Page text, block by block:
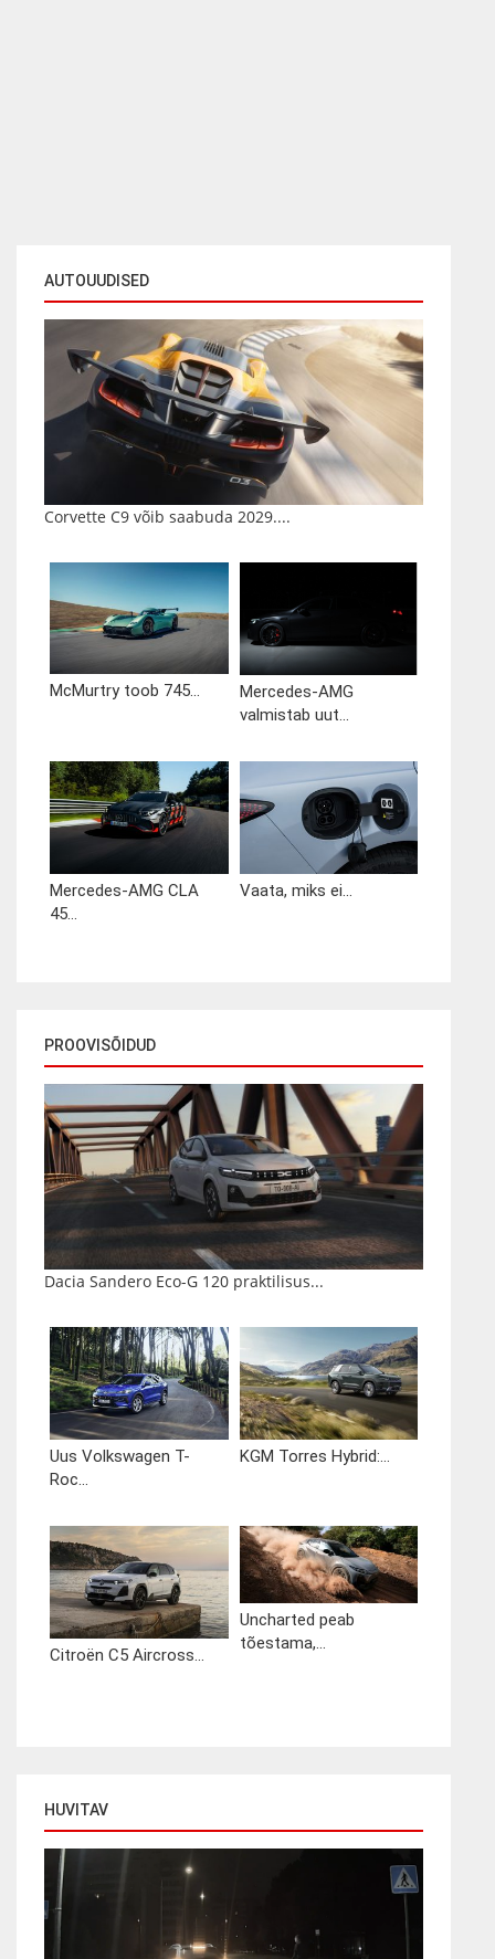
AUTOUUDISED
Corvette C9 võib saabuda 2029....
McMurtry toob 745...
Mercedes-AMG
valmistab uut...
Mercedes-AMG CLA
45...
Vaata, miks ei...
PROOVISÕIDUD
Dacia Sandero Eco-G 120 praktilisus...
Uus Volkswagen T-
Roc...
KGM Torres Hybrid:...
Citroën C5 Aircross...
Uncharted peab
tõestama,...
HUVITAV